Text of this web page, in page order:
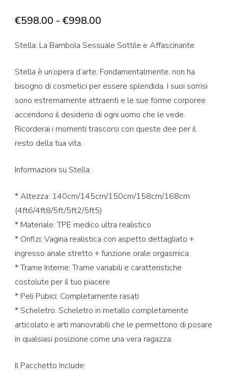
su base
€598.00 - €998.00
prezzo:
€598.00
€998.00
Stella: La Bambola Sessuale Sottile e Affascinante
Stella è un’opera d’arte. Fondamentalmente, non ha
bisogno di cosmetici per essere splendida. I suoi sorrisi
sono estremamente attraenti e le sue forme corporee
accendono il desiderio di ogni uomo che le vede.
Ricorderai i momenti trascorsi con queste dee per il
resto della tua vita.
Informazioni su Stella:
* Altezza: 140cm/145cm/150cm/158cm/168cm
(4ft6/4ft8/5ft/5ft2/5ft5)
* Materiale: TPE medico ultra realistico
* Orifizi: Vagina realistica con aspetto dettagliato +
ingresso anale stretto + funzione orale orgasmica
* Trame Interne: Trame variabili e caratteristiche
costolute per il tuo piacere
* Peli Pubici: Completamente rasati
* Scheletro: Scheletro in metallo completamente
articolato e arti manovrabili che le permettono di posare
in qualsiasi posizione come una vera ragazza.
Il Pacchetto Include: